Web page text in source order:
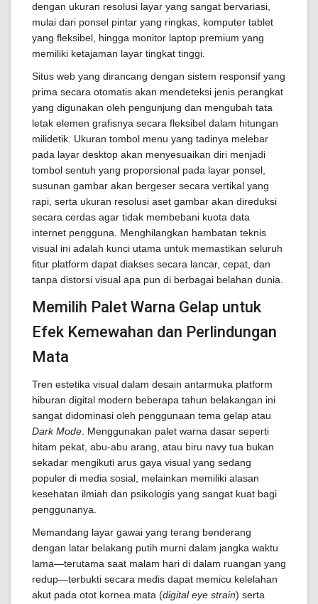
dengan ukuran resolusi layar yang sangat bervariasi,
mulai dari ponsel pintar yang ringkas, komputer tablet
yang fleksibel, hingga monitor laptop premium yang
memiliki ketajaman layar tingkat tinggi.
Situs web yang dirancang dengan sistem responsif yang
prima secara otomatis akan mendeteksi jenis perangkat
yang digunakan oleh pengunjung dan mengubah tata
letak elemen grafisnya secara fleksibel dalam hitungan
milidetik. Ukuran tombol menu yang tadinya melebar
pada layar desktop akan menyesuaikan diri menjadi
tombol sentuh yang proporsional pada layar ponsel,
susunan gambar akan bergeser secara vertikal yang
rapi, serta ukuran resolusi aset gambar akan direduksi
secara cerdas agar tidak membebani kuota data
internet pengguna. Menghilangkan hambatan teknis
visual ini adalah kunci utama untuk memastikan seluruh
fitur platform dapat diakses secara lancar, cepat, dan
tanpa distorsi visual apa pun di berbagai belahan dunia.
Memilih Palet Warna Gelap untuk
Efek Kemewahan dan Perlindungan
Mata
Tren estetika visual dalam desain antarmuka platform
hiburan digital modern beberapa tahun belakangan ini
sangat didominasi oleh penggunaan tema gelap atau
Dark Mode . Menggunakan palet warna dasar seperti
hitam pekat, abu-abu arang, atau biru navy tua bukan
sekadar mengikuti arus gaya visual yang sedang
populer di media sosial, melainkan memiliki alasan
kesehatan ilmiah dan psikologis yang sangat kuat bagi
penggunanya.
Memandang layar gawai yang terang benderang
dengan latar belakang putih murni dalam jangka waktu
lama—terutama saat malam hari di dalam ruangan yang
redup—terbukti secara medis dapat memicu kelelahan
akut pada otot kornea mata (digital eye strain) serta